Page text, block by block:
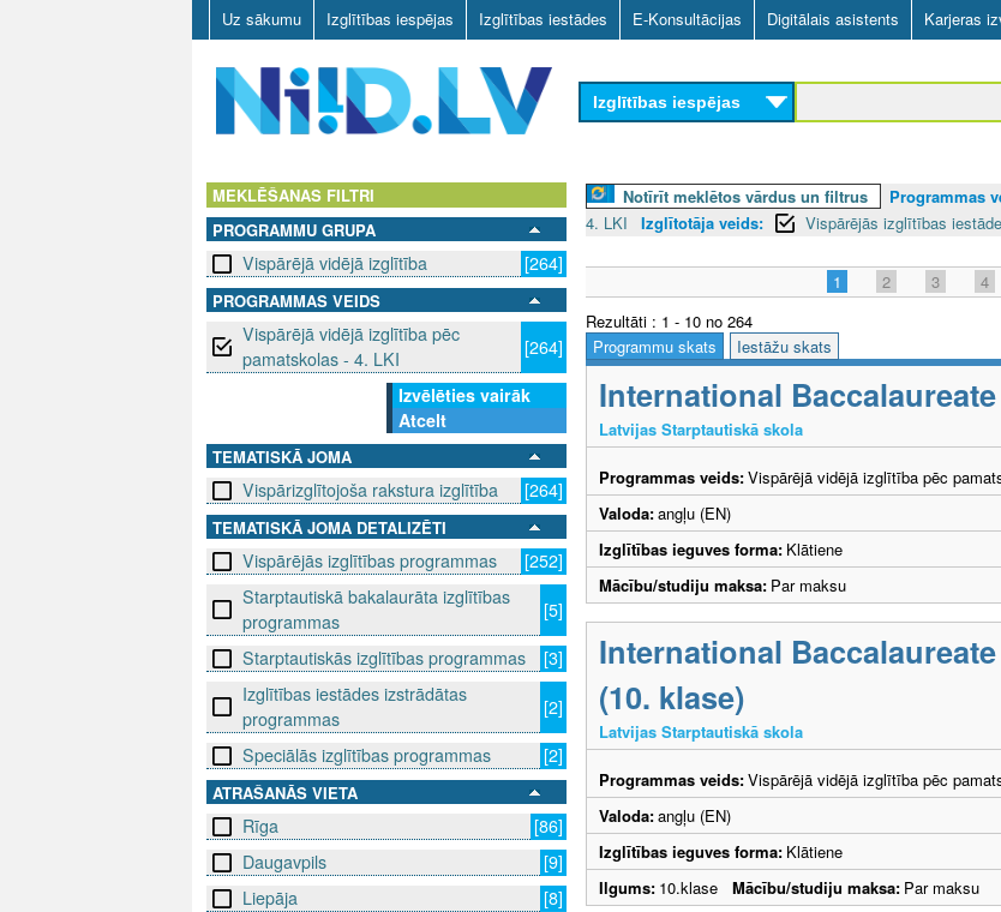
Skip
to
main
content
Uz sākumu Izglītības iespējas Izglītības iestādes E-Konsultācijas Digitālais asistents Karjeras
D
V
Izglītības iespējas
MEKLĒŠANAS FILTRI
PROGRAMMU GRUPA
Vispārējā vidējā izglītība [264]
PROGRAMMAS VEIDS
Vispārējā vidējā izglītība pēc
pamatskolas - 4. LKI
[264]
Izvēlēties vairāk
Atcelt
TEMATISKĀ JOMA
Vispārizglītojoša rakstura izglītība [264]
TEMATISKĀ JOMA DETALIZĒTI
Vispārējās izglītības programmas
[252]
Starptautiskā bakalaurāta izglītības
programmas
[5]
Starptautiskās izglītības programmas
[3]
Izglītības iestādes izstrādātas
programmas
[2]
Speciālās izglītības programmas
[2]
ATRAŠANĀS VIETA
Rīga
[86]
Daugavpils
[9]
Liepāja
[8]
Notīrīt meklētos vārdus un filtrus Programmas
4. LKI
Izglītotāja veids: Vispārējās izglītības iestāde
1 2 3 4
Rezultāti : 1 - 10 no 264
Programmu skats
Iestāžu skats
International
Latvijas Starptautiskā skola
Programmas veids:Vispārējā vidējā izglītība pēc
Valoda:angļu (EN)
Izglītības ieguves forma: Klātiene
Mācību/studiju maksa: Par maksu
International
(10. klase)
Latvijas Starptautiskā skola
Programmas veids:Vispārējā vidējā izglītība pēc
Valoda:angļu (EN)
Izglītības ieguves forma: Klātiene
Ilgums: 10.klase Mācību/studiju maksa: Par maksu